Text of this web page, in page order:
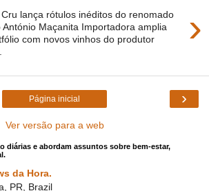
›
lança rótulos inéditos do renomado
António Maçanita Importadora amplia
com novos vinhos do produtor
›
Página inicial
Ver versão para a web
diárias e abordam assuntos sobre bem-estar,
da Hora.
PR, Brazil